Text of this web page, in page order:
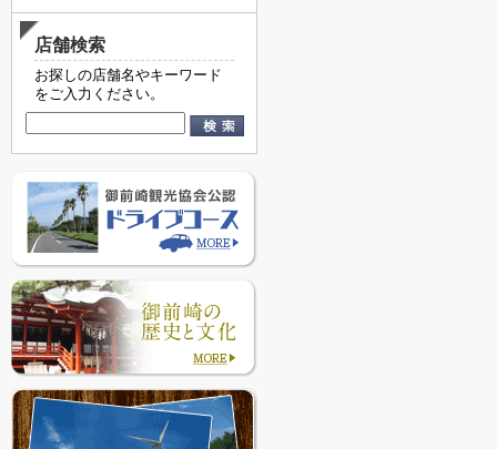
店舗検索
お探しの店舗名やキーワード
をご入力ください。